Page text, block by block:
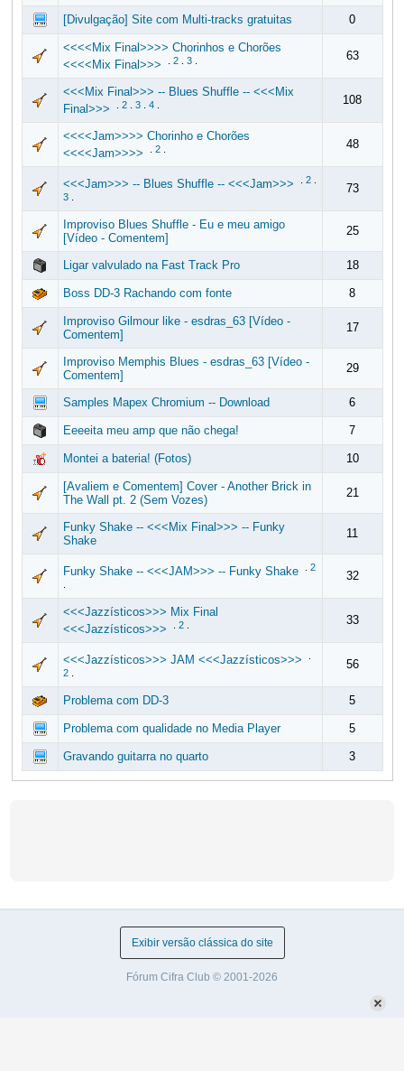
[Divulgação] Site com Multi-tracks gratuitas 0
<<<<Mix Final>>>> Chorinhos e Chorões
<<<<Mix Final>>>
2. 3. 63
<<<Mix Final>>> -- Blues Shuffle -- <<<Mix
Final>>>
2. 3. 4. 108
<<<<Jam>>>> Chorinho e Chorões
<<<<Jam>>>>
2. 48
<<<Jam>>> -- Blues Shuffle -- <<<Jam>>> 2.
3.
73
Improviso Blues Shuffle - Eu e meu amigo
[Vídeo - Comentem]
25
Ligar valvulado na Fast Track Pro 18
Boss DD-3 Rachando com fonte 8
Improviso Gilmour like - esdras_63 [Vídeo -
Comentem]
17
Improviso Memphis Blues - esdras_63 [Vídeo -
Comentem]
29
Samples Mapex Chromium -- Download 6
Eeeeita meu amp que não chega! 7
Montei a bateria! (Fotos) 10
[Avaliem e Comentem] Cover - Another Brick in
The Wall pt. 2 (Sem Vozes)
21
Funky Shake -- <<<Mix Final>>> -- Funky
Shake
11
Funky Shake -- <<<JAM>>> -- Funky Shake
2
32
<<<Jazzísticos>>> Mix Final
<<<Jazzísticos>>>
2. 33
<<<Jazzísticos>>> JAM <<<Jazzísticos>>>
2.
56
Problema com DD-3 5
Problema com qualidade no Media Player 5
Gravando guitarra no quarto 3
Exibir versão clássica do site
Fórum Cifra Club © 2001-2026